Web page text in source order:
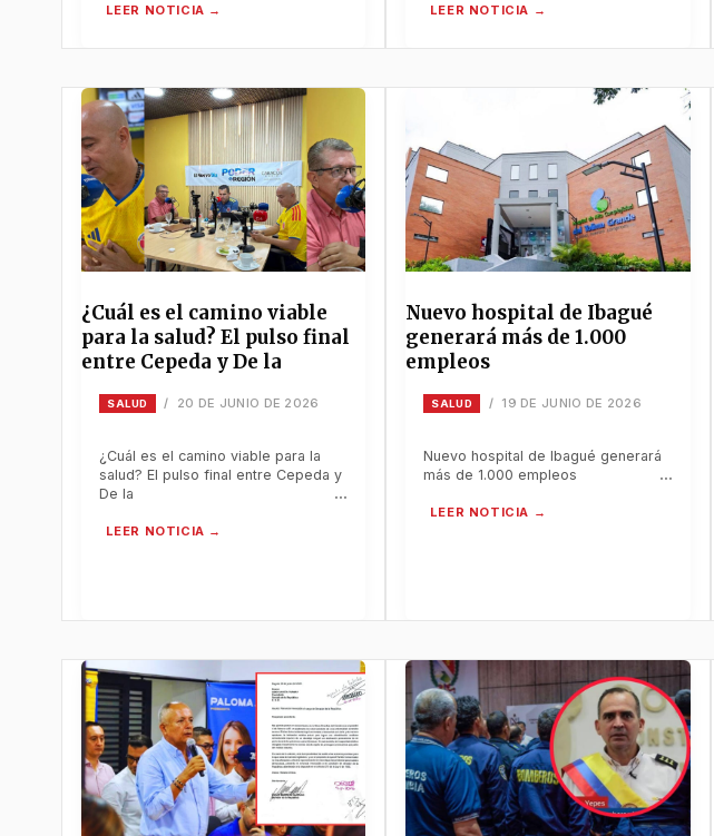
¿Cuál es el camino viable
para la salud? El pulso final
entre Cepeda y De la
SALUD / 20 DE JUNIO DE 2026
¿Cuál es el camino viable para la
salud? El pulso final entre Cepeda y
De la
Nuevo hospital de Ibagué
generará más de 1.000
empleos
SALUD / 19 DE JUNIO DE 2026
Nuevo hospital de Ibagué generará
más de 1.000 empleos